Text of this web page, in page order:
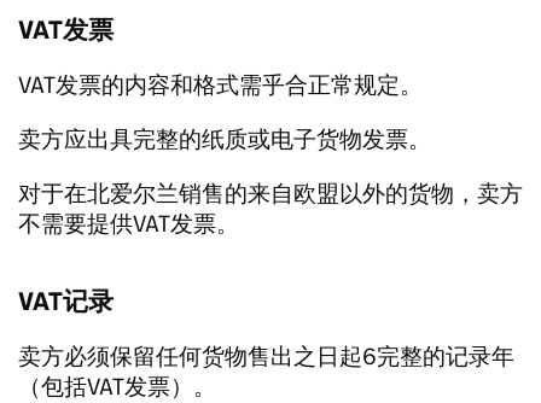
VAT发票
VAT发票的内容和格式需乎合正常规定。
卖方应出具完整的纸质或电子货物发票。
对于在北爱尔兰销售的来自欧盟以外的货物，卖方
不需要提供VAT发票。
VAT记录
卖方必须保留任何货物售出之日起6完整的记录年
（包括VAT发票）。